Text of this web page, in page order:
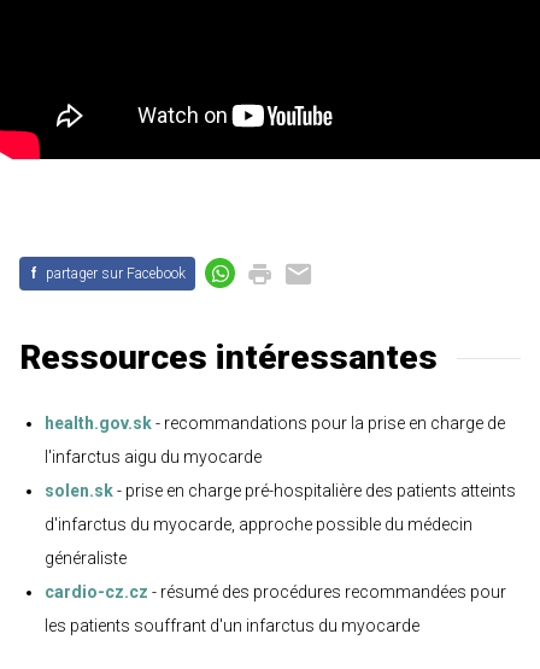
f partager sur Facebook
Ressources intéressantes
health.gov.sk- recommandations pour la prise en charge de
l'infarctus aigu du myocarde
solen.sk- prise en charge pré-hospitalière des patients atteints
d'infarctus du myocarde, approche possible du médecin
généraliste
cardio-cz.cz - résumé des procédures recommandées pour
les patients souffrant d'un infarctus du myocarde